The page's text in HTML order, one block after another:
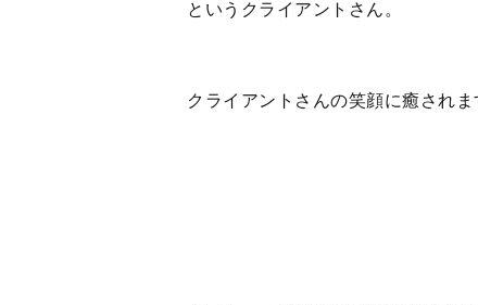
というクライアントさん。
クライアントさんの笑顔に癒され